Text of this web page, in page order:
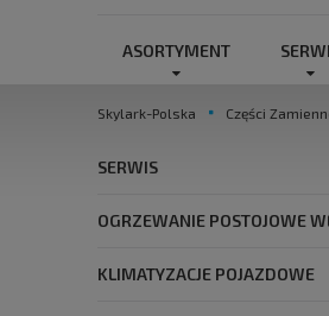
ASORTYMENT
Skylark-Polska Części
SERWIS
OGRZEWANIE POSTOJOWE
KLIMATYZACJE POJAZDOWE